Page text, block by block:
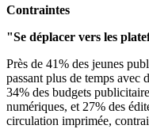
Contraintes
"Se déplacer vers les
Près de 41% des jeunes
passant plus de temps avec
34% des budgets
numériques, et 27% des
circulation imprimée,